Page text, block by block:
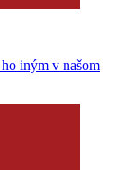
iným v našom